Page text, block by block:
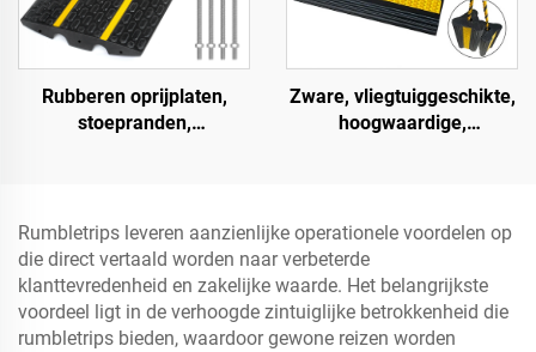
Rubberen oprijplaten,
stoepranden,
Zware, vliegtuiggeschikte,
hoogwaardige,
vliegtuigen, vrachtwagens,
camperwagens AWC01
Rumbletrips leveren aanzienlijke operationele voordelen op
die direct vertaald worden naar verbeterde
klanttevredenheid en zakelijke waarde. Het belangrijkste
voordeel ligt in de verhoogde zintuiglijke betrokkenheid die
rumbletrips bieden, waardoor gewone reizen worden